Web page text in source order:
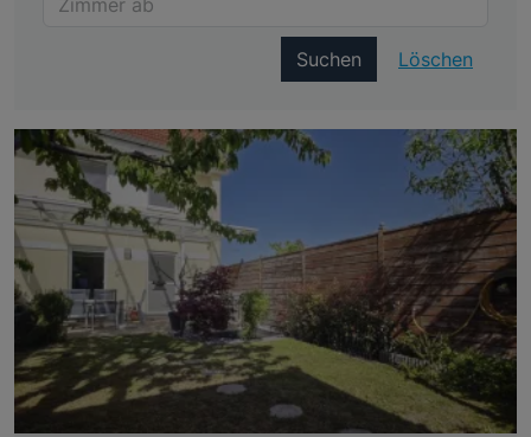
Suchen Löschen